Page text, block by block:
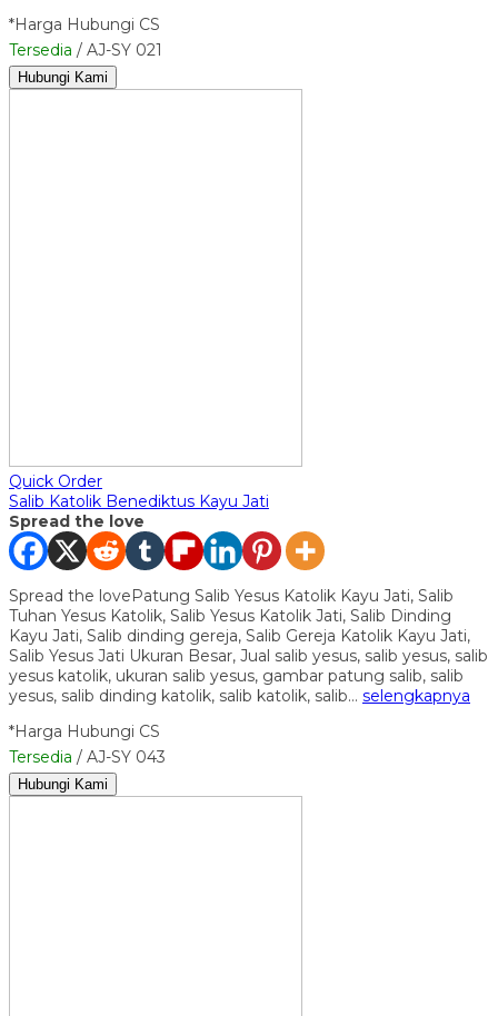
*Harga Hubungi CS
Tersedia / AJ-SY 021
Hubungi Kami
Quick Order
Salib Katolik Benediktus Kayu Jati
Spread the love
Spread the lovePatung Salib Yesus Katolik Kayu Jati, Salib
Tuhan Yesus Katolik, Salib Yesus Katolik Jati, Salib Dinding
Kayu Jati, Salib dinding gereja, Salib Gereja Katolik Kayu Jati,
Salib Yesus Jati Ukuran Besar, Jual salib yesus, salib yesus, salib
yesus katolik, ukuran salib yesus, gambar patung salib, salib
yesus, salib dinding katolik, salib katolik, salib… selengkapnya
*Harga Hubungi CS
Tersedia / AJ-SY 043
Hubungi Kami